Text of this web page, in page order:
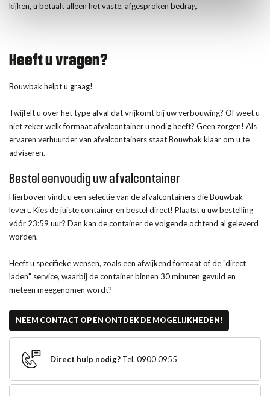
kijken, u betaalt alleen het vaste, afgesproken bedrag.
Heeft u vragen?
Bouwbak helpt u graag!
Twijfelt u over het type afval dat vrijkomt bij uw verbouwing? Of weet u
niet zeker welk formaat afvalcontainer u nodig heeft? Geen zorgen! Als
ervaren verhuurder van afvalcontainers staat Bouwbak klaar om u te
adviseren.
Bestel eenvoudig uw afvalcontainer
Hierboven vindt u een selectie van de afvalcontainers die Bouwbak
levert. Kies de juiste container en bestel direct! Plaatst u uw bestelling
vóór 23:59 uur? Dan kan de container de volgende ochtend al geleverd
worden.
Heeft u specifieke wensen, zoals een afwijkend formaat of de "direct
laden" service, waarbij de container binnen 30 minuten gevuld en
meteen meegenomen wordt?
NEEM CONTACT OP EN ONTDEK DE MOGELIJKHEDEN!
Direct hulp nodig? Tel. 0900 0955